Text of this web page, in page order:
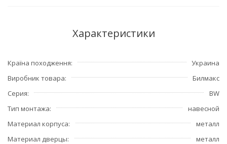
Характеристики
Країна походження
Украина
Виробник товара
Билмакс
Серия
BW
Тип монтажа
навесной
Материал корпуса
металл
Материал дверцы
металл